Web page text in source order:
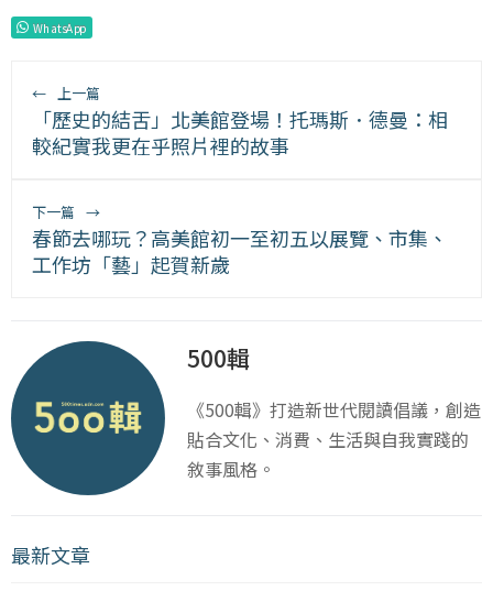
WhatsApp
← 上一篇
「歷史的結舌」北美館登場！托瑪斯．德曼：相
較紀實我更在乎照片裡的故事
下一篇 →
春節去哪玩？高美館初一至初五以展覽、市集、
工作坊「藝」起賀新歲
500輯
《500輯》打造新世代閱讀倡議，創造
貼合文化、消費、生活與自我實踐的
敘事風格。
最新文章